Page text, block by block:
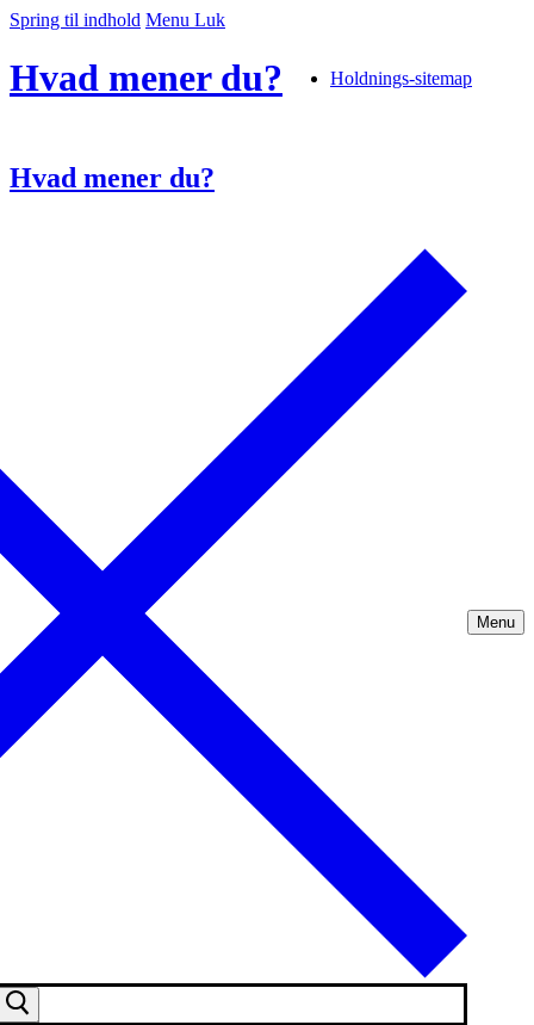
Spring til indhold Menu Luk
Hvad mener du? Holdnings-sitemap
Hvad mener du?
Menu